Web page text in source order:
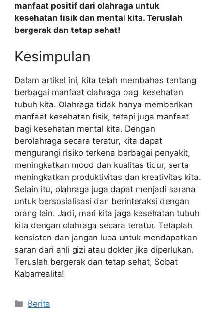
manfaat positif dari olahraga untuk
kesehatan fisik dan mental kita. Teruslah
bergerak dan tetap sehat!
Kesimpulan
Dalam artikel ini, kita telah membahas tentang
berbagai manfaat olahraga bagi kesehatan
tubuh kita. Olahraga tidak hanya memberikan
manfaat kesehatan fisik, tetapi juga manfaat
bagi kesehatan mental kita. Dengan
berolahraga secara teratur, kita dapat
mengurangi risiko terkena berbagai penyakit,
meningkatkan mood dan kualitas tidur, serta
meningkatkan produktivitas dan kreativitas kita.
Selain itu, olahraga juga dapat menjadi sarana
untuk bersosialisasi dan berinteraksi dengan
orang lain. Jadi, mari kita jaga kesehatan tubuh
kita dengan olahraga secara teratur. Tetaplah
konsisten dan jangan lupa untuk mendapatkan
saran dari ahli gizi atau dokter jika diperlukan.
Teruslah bergerak dan tetap sehat, Sobat
Kabarrealita!
Categories
Berita